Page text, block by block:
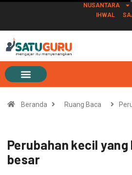
NUSANTARA
IHWAL
Beranda Ruang Baca
Perubahan kecil
besar